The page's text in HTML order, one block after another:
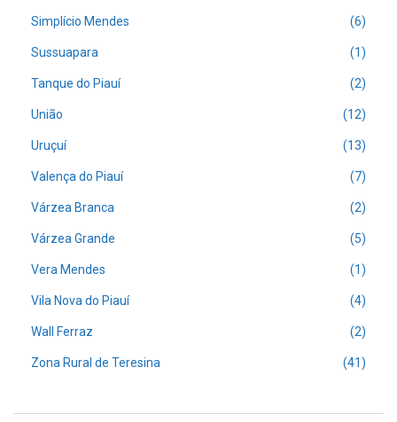
Simplício Mendes (6)
Sussuapara (1)
Tanque do Piauí (2)
União (12)
Uruçuí (13)
Valença do Piauí (7)
Várzea Branca (2)
Várzea Grande (5)
Vera Mendes (1)
Vila Nova do Piauí (4)
Wall Ferraz (2)
Zona Rural de Teresina (41)